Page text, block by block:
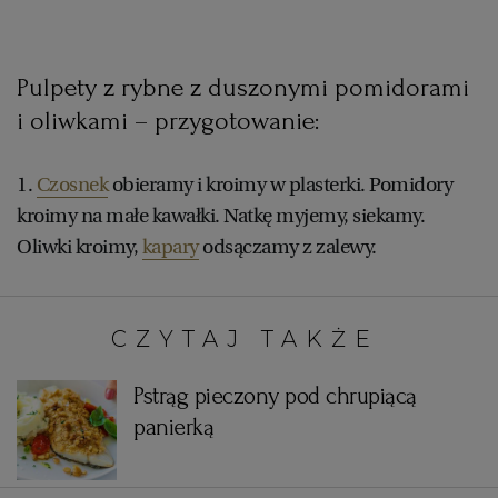
ZAKOPANE
Pulpety z rybne z duszonymi pomidorami
i oliwkami – przygotowanie:
1. Czosnekobieramy i kroimy w plasterki. Pomidory
kroimy na małe kawałki. Natkę myjemy, siekamy.
Oliwki kroimy,kaparyodsączamy z zalewy.
CZYTAJ TAKŻE:
Pstrąg pieczony pod chrupiącą
panierką